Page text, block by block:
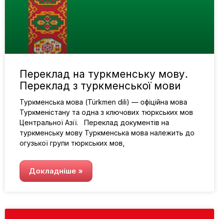
Переклад на туркменську мову.
Переклад з туркменської мови
Туркменська мова (Türkmen dili) — офіційна мова
Туркменістану та одна з ключових тюркських мов
Центральної Азії. Переклад документів на
туркменську мову Туркменська мова належить до
огузької групи тюркських мов,
Докладніше »